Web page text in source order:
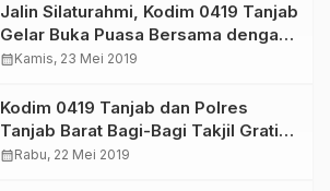
Jalin Silaturahmi, Kodim 0419 Tanjab
Gelar Buka Puasa Bersama dengan
Masyarakat
calendar_monthKamis, 23 Mei 2019
Kodim 0419 Tanjab dan Polres
Tanjab Barat Bagi-Bagi Takjil Gratis
Kepada Masyarakat
calendar_monthRabu, 22 Mei 2019